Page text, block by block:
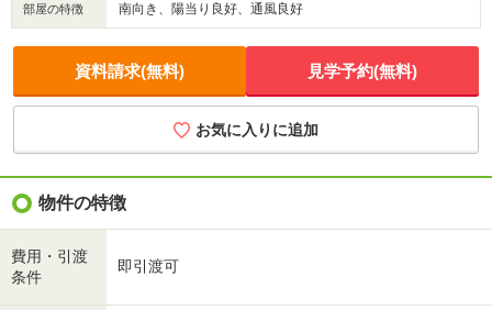
部屋の特徴 南向き、陽当り良好、通風良好
資料請求(無料) 見学予約(無料)
お気に入りに追加
物件の特徴
費用・引渡
条件
即引渡可